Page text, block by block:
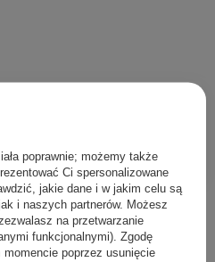
również
poprawnie; możemy także
Ci spersonalizowane
jakie dane i w jakim celu są
i naszych partnerów. Możesz
na przetwarzanie
funkcjonalnymi). Zgodę
poprzez usunięcie